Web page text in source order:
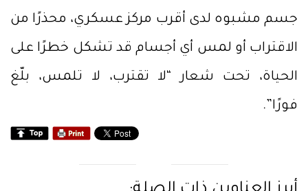
جسم مشبوه لدى أقرب مركز عسكري، محذرًا من
الاقتراب أو لمس أي أجسام قد تشكل خطرًا على
الحياة، تحت شعار “لا تقترب، لا تلمس، بلّغ
فورًا”.